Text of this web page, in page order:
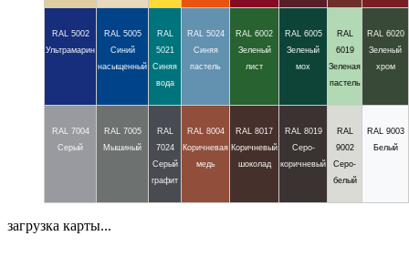
RAL 5002
Ультрамарин
RAL 5005
Синий
насыщенный
RAL
5021
Синяя
вода
RAL 5024
Синяя
пастель
RAL 6002
Зеленый
лист
RAL 6005
Зеленый
мох
RAL
6019
Зеленая
пастель
RAL 6020
Зеленый
хром
RAL 7004
Серый
RAL 7005
Мышиный
RAL
7024
Серый
графит
RAL 8004
Коричневая
медь
RAL 8017
Коричневый
шоколад
RAL 8019
Серо-
коричневый
RAL
9002
Серо-
белый
RAL 9003
Белый
загрузка карты...